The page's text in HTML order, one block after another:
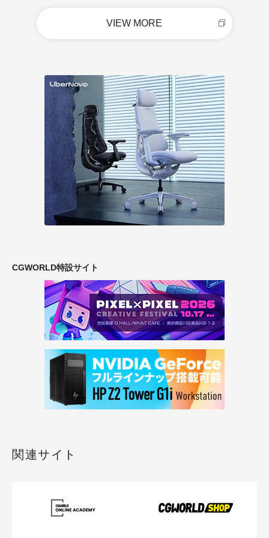
VIEW MORE
CGWORLD特設サイト
関連サイト